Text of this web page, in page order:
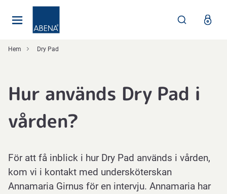
Hem Dry Pad
Hur används Dry Pad i
vården?
För att få inblick i hur Dry Pad används i vården,
kom vi i kontakt med undersköterskan
Annamaria Girnus för en intervju. Annamaria har